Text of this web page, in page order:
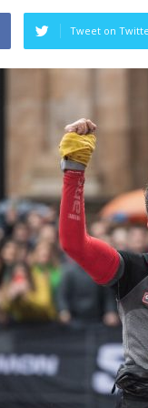
Tweet on